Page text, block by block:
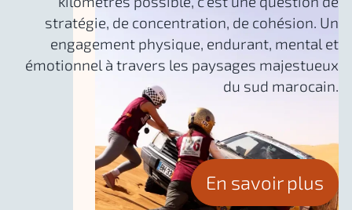
stratégie, de concentration, de cohésion. Un
engagement physique, endurant, mental et
émotionnel à travers les paysages majestueux
du sud marocain.
En savoir plus